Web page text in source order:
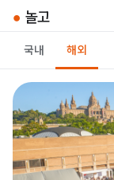
● 놀고
국내 해외